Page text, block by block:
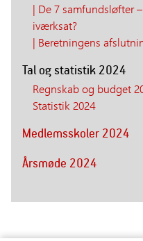
| De 7 samfundsløfter
iværksat?
| Beretningens
Tal og statistik 2024
Regnskab og budget
Statistik 2024
Medlemsskoler 2024
Årsmøde 2024